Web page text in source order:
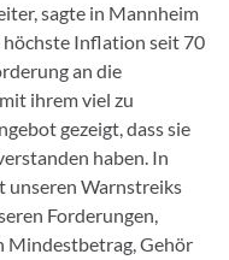
sagte in Mannheim
höchste Inflation seit 70
an die
ihrem viel zu
gezeigt, dass sie
haben. In
unseren Warnstreiks
Forderungen,
Mindestbetrag, Gehör